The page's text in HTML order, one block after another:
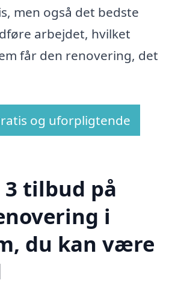
men også det bedste
arbejdet, hvilket
får den renovering, det
og uforpligtende
3 tilbud på
i
du kan være